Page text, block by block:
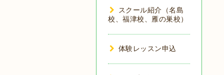
スクール紹介（名島
校、福津校、雁の巣校）
体験レッスン申込